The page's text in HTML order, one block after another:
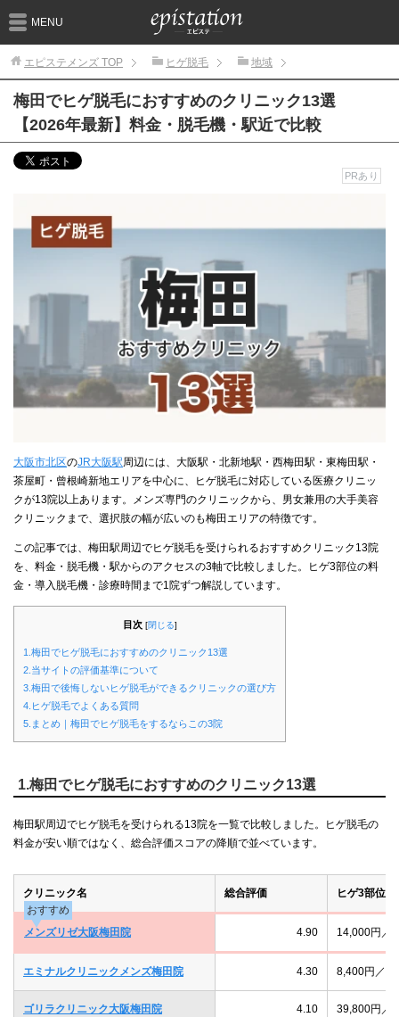
MENU
エピステメンズ TOP ヒゲ脱毛 地域
梅田でヒゲ脱毛におすすめのクリニック13選
【2026年最新】料金・脱毛機・駅近で比較
PRあり
大阪市北区のJR大阪駅周辺には、大阪駅・北新地駅・西梅田駅・東梅田駅・
茶屋町・曾根崎新地エリアを中心に、ヒゲ脱毛に対応している医療クリニッ
クが13院以上あります。メンズ専門のクリニックから、男女兼用の大手美容
クリニックまで、選択肢の幅が広いのも梅田エリアの特徴です。
この記事では、梅田駅周辺でヒゲ脱毛を受けられるおすすめクリニック13院
を、料金・脱毛機・駅からのアクセスの3軸で比較しました。ヒゲ3部位の料
金・導入脱毛機・診療時間まで1院ずつ解説しています。
目次 [閉じる]
1.梅田でヒゲ脱毛におすすめのクリニック13選
2.当サイトの評価基準について
3.梅田で後悔しないヒゲ脱毛ができるクリニックの選び方
4.ヒゲ脱毛でよくある質問
5.まとめ｜梅田でヒゲ脱毛をするならこの3院
1.梅田でヒゲ脱毛におすすめのクリニック13選
梅田駅周辺でヒゲ脱毛を受けられる13院を一覧で比較しました。ヒゲ脱毛の
料金が安い順ではなく、総合評価スコアの降順で並べています。
クリニック名 総合評価
ヒゲ3部位5-
おすすめ
メンズリゼ大阪梅田院
4.90 14,000円／
エミナルクリニックメンズ梅田院 4.30 8,400円／3
ゴリラクリニック大阪梅田院 4.10 39,800円／